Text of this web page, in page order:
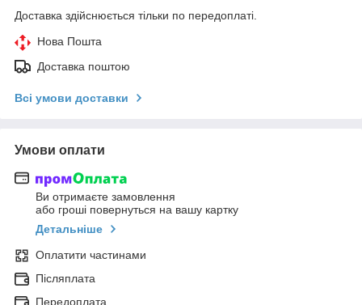
Доставка здійснюється тільки по передоплаті.
Нова Пошта
Доставка поштою
Всі умови доставки
Умови оплати
Ви отримаєте замовлення
або гроші повернуться на вашу картку
Детальніше
Оплатити частинами
Післяплата
Передоплата